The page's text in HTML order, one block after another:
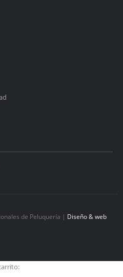
de Peluquería | Diseño & web